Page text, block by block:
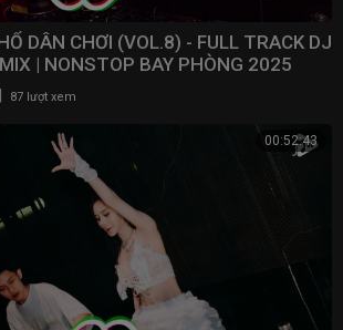
DÂN CHƠI (VOL.8) - FULL TRACK DJ
| NONSTOP BAY PHÒNG 2025
87 lượt xem
00:52:43